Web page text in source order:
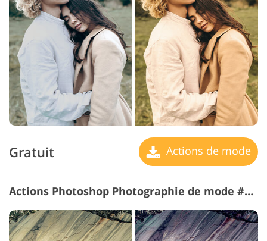
Gratuit Actions de mode
Actions Photoshop Photographie de mode #22 "Night"